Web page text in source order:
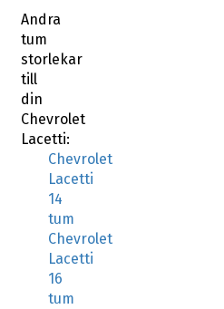
Andra
tum
storlekar
till
din
Chevrolet
Lacetti:
Chevrolet
Lacetti
14
tum
Chevrolet
Lacetti
16
tum